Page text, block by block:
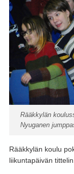
Rääkkylän
Nyuganen
Rääkkylän koulu
liikuntapäivän